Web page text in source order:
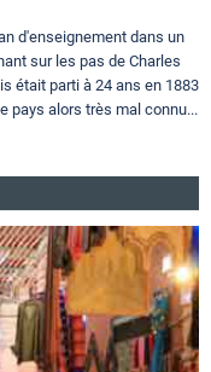
d'enseignement dans un
sur les pas de Charles
était parti à 24 ans en 1883
pays alors très mal connu...